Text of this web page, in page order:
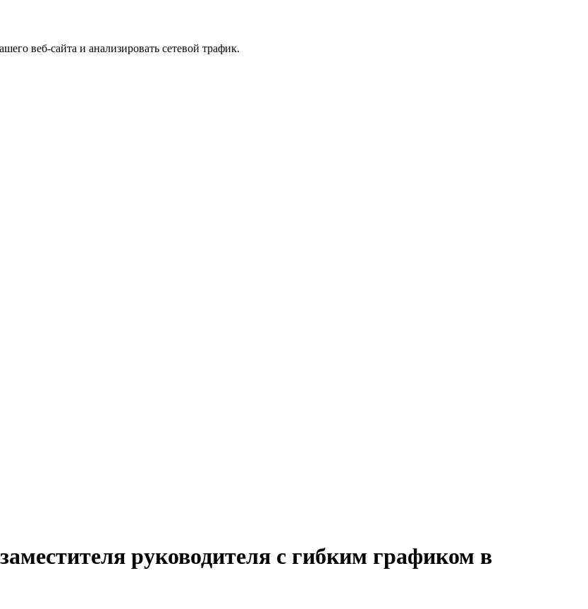
веб-сайта и анализировать сетевой трафик.
руководителя с гибким графиком в